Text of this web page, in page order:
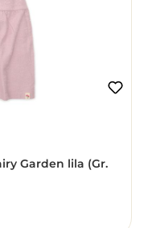
Garden lila (Gr.